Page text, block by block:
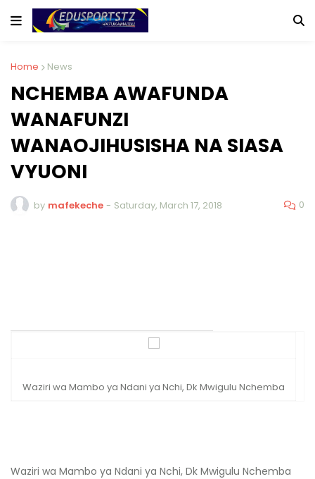
Home News
NCHEMBA AWAFUNDA
WANAFUNZI
WANAOJIHUSISHA NA SIASA
VYUONI
by mafekeche - Saturday, March 17, 2018 0
Waziri wa Mambo ya Ndani ya Nchi, Dk Mwigulu Nchemba
Waziri wa Mambo ya Ndani ya Nchi, Dk Mwigulu Nchemba